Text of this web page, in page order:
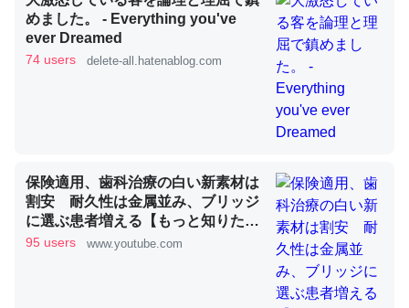
これを元に考えるとカルシウムを大量に使う脊椎動物と貝
類は苦労してるんだな…。腹足類だと殻を無くしてナメク
ウチもEchoを実家に置いて４年。でたまに覗いてる。ぼ
ちぼちRingも置こうかと画策中。あと、Googleマップで
位置情報を共有してる。電池残量や充電中かが分かるので
めました。 - Everything you've
ever Dreamed
74 users delete-all.hatenablog.com
保険適用、歯科治療の白い新素材は
割安 耐久性は金属並み、ブリッジ
に選ぶ患者増える【もっと知りた
い！】【グッド！モーニング】
95 users www.youtube.com